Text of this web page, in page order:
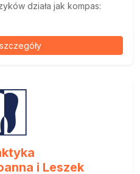
działa jak kompas:
i Leszek